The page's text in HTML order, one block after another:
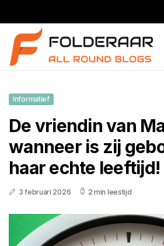
Informatief
De vriendin van
wanneer is zij
haar echte leeftijd!
3 februari 2026 2 min leestijd